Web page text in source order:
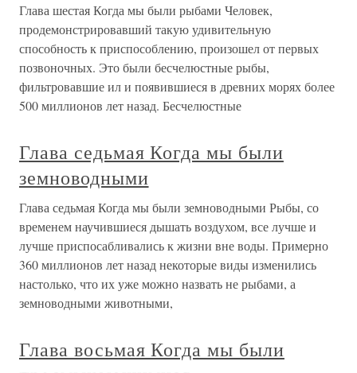
Глава шестая Когда мы были рыбами Человек,
продемонстрировавший такую удивительную
способность к приспособлению, произошел от первых
позвоночных. Это были бесчелюстные рыбы,
фильтровавшие ил и появившиеся в древних морях более
500 миллионов лет назад. Бесчелюстные
Глава седьмая Когда мы были
земноводными
Глава седьмая Когда мы были земноводными Рыбы, со
временем научившиеся дышать воздухом, все лучше и
лучше приспосабливались к жизни вне воды. Примерно
360 миллионов лет назад некоторые виды изменились
настолько, что их уже можно назвать не рыбами, а
земноводными животными,
Глава восьмая Когда мы были